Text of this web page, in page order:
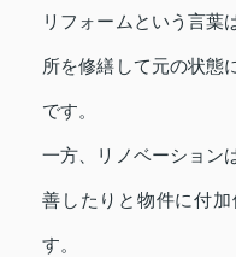
リフォームという言葉
所を修繕して元の状態
です。
一方、リノベーション
善したりと物件に付
す。